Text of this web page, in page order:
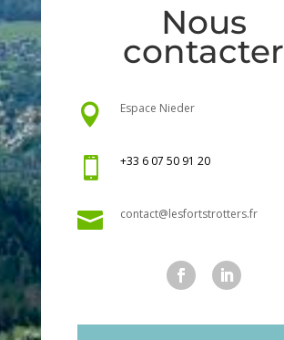
Nous
contacter
 Espace Nieder
 +33 6 07 50 91 20
 contact@lesfortstrotters.fr